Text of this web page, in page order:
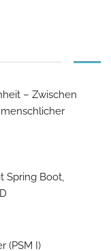
– Zwischen
Spring Boot,
(PSM I)